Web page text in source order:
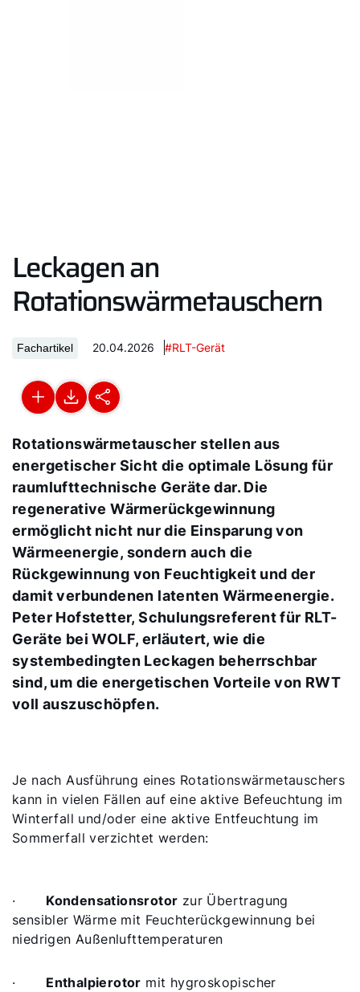
Fachartikel 20.04.2026 #RLT-Gerät
Leckagen an
Rotationswärmetauschern
Rotationswärmetauscher stellen aus
energetischer Sicht die optimale Lösung für
raumlufttechnische Geräte dar. Die
regenerative Wärmerückgewinnung
ermöglicht nicht nur die Einsparung von
Wärmeenergie, sondern auch die
Rückgewinnung von Feuchtigkeit und der
damit verbundenen latenten Wärmeenergie.
Peter Hofstetter, Schulungsreferent für RLT-
Geräte bei WOLF, erläutert, wie die
systembedingten Leckagen beherrschbar
sind, um die energetischen Vorteile von RWT
voll auszuschöpfen.
Je nach Ausführung eines Rotationswärmetauschers
kann in vielen Fällen auf eine aktive Befeuchtung im
Winterfall und/oder eine aktive Entfeuchtung im
Sommerfall verzichtet werden:
· Kondensationsrotor zur Übertragung
sensibler Wärme mit Feuchterückgewinnung bei
niedrigen Außenlufttemperaturen
· Enthalpierotor mit hygroskopischer